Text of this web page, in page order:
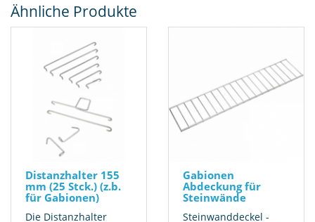
Ähnliche Produkte
Distanzhalter 155
mm (25 Stck.) (z.b.
für Gabionen)
Die Distanzhalter
Gabionen
Abdeckung für
Steinwände
Steinwanddeckel -